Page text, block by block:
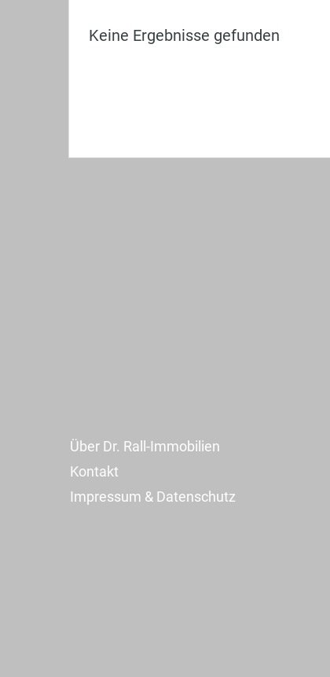
Keine Ergebnisse gefunden
Über Dr. Rall-Immobilien
Kontakt
Impressum & Datenschutz